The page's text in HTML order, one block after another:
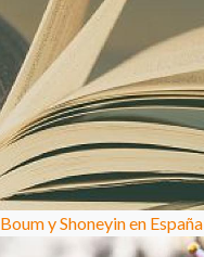
Boum y Shoneyin en España